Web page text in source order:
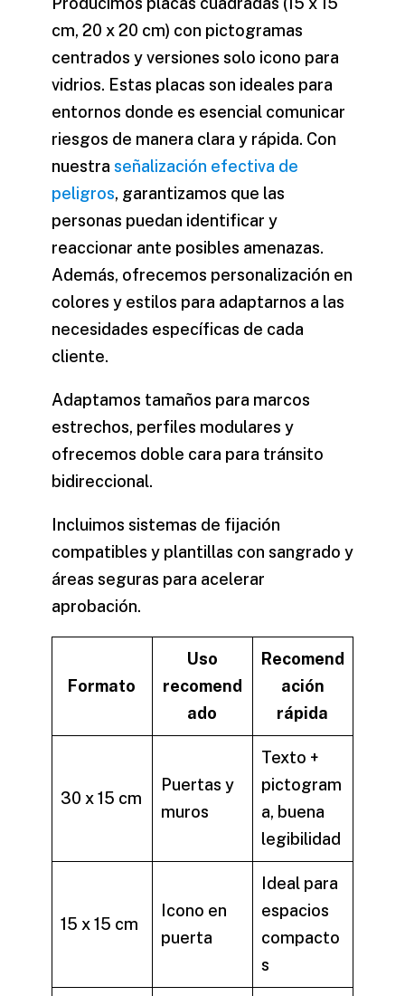
cm, 20 x 20 cm) con pictogramas
centrados y versiones solo icono para
vidrios. Estas placas son ideales para
entornos donde es esencial comunicar
riesgos de manera clara y rápida. Con
nuestra señalización efectiva de
peligros, garantizamos que las
personas puedan identificar y
reaccionar ante posibles amenazas.
Además, ofrecemos personalización en
colores y estilos para adaptarnos a las
necesidades específicas de cada
cliente.
Adaptamos tamaños para marcos
estrechos, perfiles modulares y
ofrecemos doble cara para tránsito
bidireccional.
Incluimos sistemas de fijación
compatibles y plantillas con sangrado y
áreas seguras para acelerar
aprobación.
Formato
Uso
recomend
ado
Recomend
ación
rápida
30 x 15 cm
Puertas y
muros
Texto +
pictogram
a, buena
legibilidad
15 x 15 cm
Icono en
puerta
Ideal para
espacios
compacto
s